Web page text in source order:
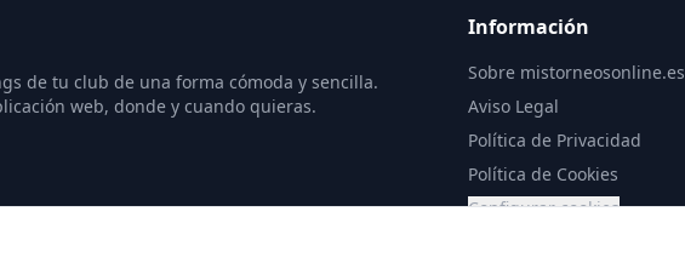
de tu club de una forma cómoda y sencilla.
web, donde y cuando quieras.
Información
Sobre mistorneosonline.es
Aviso Legal
Política de Privacidad
Política de Cookies
Configurar cookies